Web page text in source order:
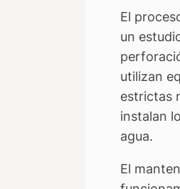
El
un
utilizan
estrictas
instalan
agua.
El